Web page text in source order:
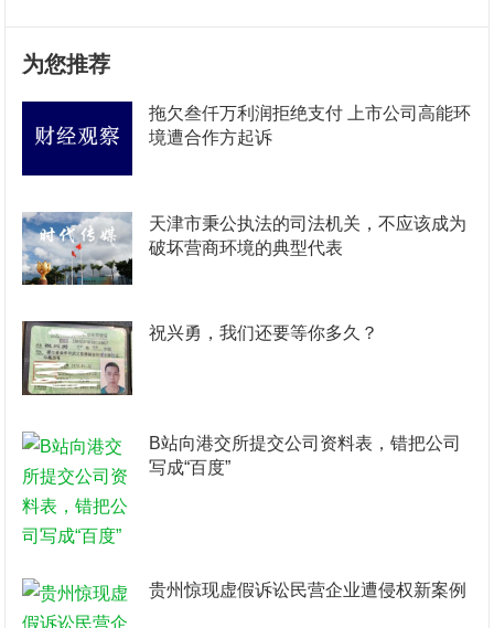
为您推荐
拖欠叁仟万利润拒绝支付 上市公司高能环
境遭合作方起诉
天津市秉公执法的司法机关，不应该成为
破坏营商环境的典型代表
祝兴勇，我们还要等你多久？
B站向港交所提交公司资料表，错把公司
写成“百度”
贵州惊现虚假诉讼民营企业遭侵权新案例